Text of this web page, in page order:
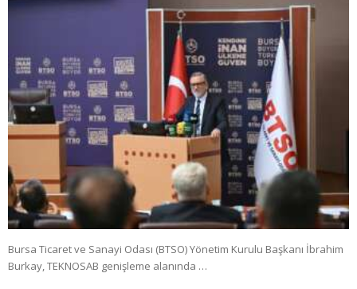
Bursa Ticaret ve Sanayi Odası (BTSO) Yönetim Kurulu Başkanı İbrahim
Burkay, TEKNOSAB genişleme alanında …